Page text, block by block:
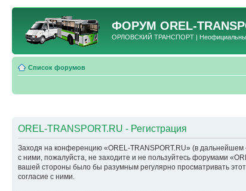
ФОРУМ OREL-
ОРЛОВСКИЙ ТРАНСПОРТ | Неофициальный
Список форумов
OREL-TRANSPORT.RU - Регистрация
Заходя на конференцию «OREL-TRANSPORT.RU» (в
с ними, пожалуйста, не заходите и не пользуйтесь форумами
вашей стороны было бы разумным регулярно просматривать
согласие с ними.